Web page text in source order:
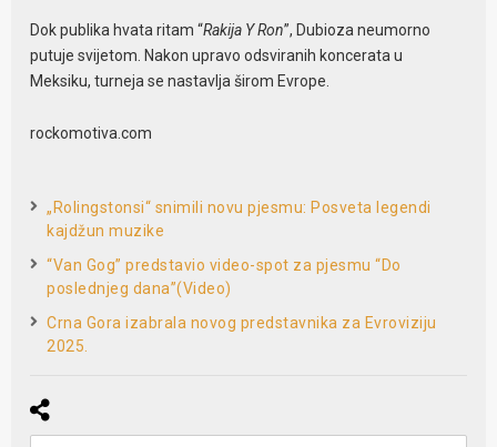
Dok publika hvata ritam “Rakija Y Ron”, Dubioza neumorno
putuje svijetom. Nakon upravo odsviranih koncerata u
Meksiku, turneja se nastavlja širom Evrope.
rockomotiva.com
„Rolingstonsi“ snimili novu pjesmu: Posveta legendi
kajdžun muzike
“Van Gog” predstavio video-spot za pjesmu “Do
poslednjeg dana”(Video)
Crna Gora izabrala novog predstavnika za Evroviziju
2025.